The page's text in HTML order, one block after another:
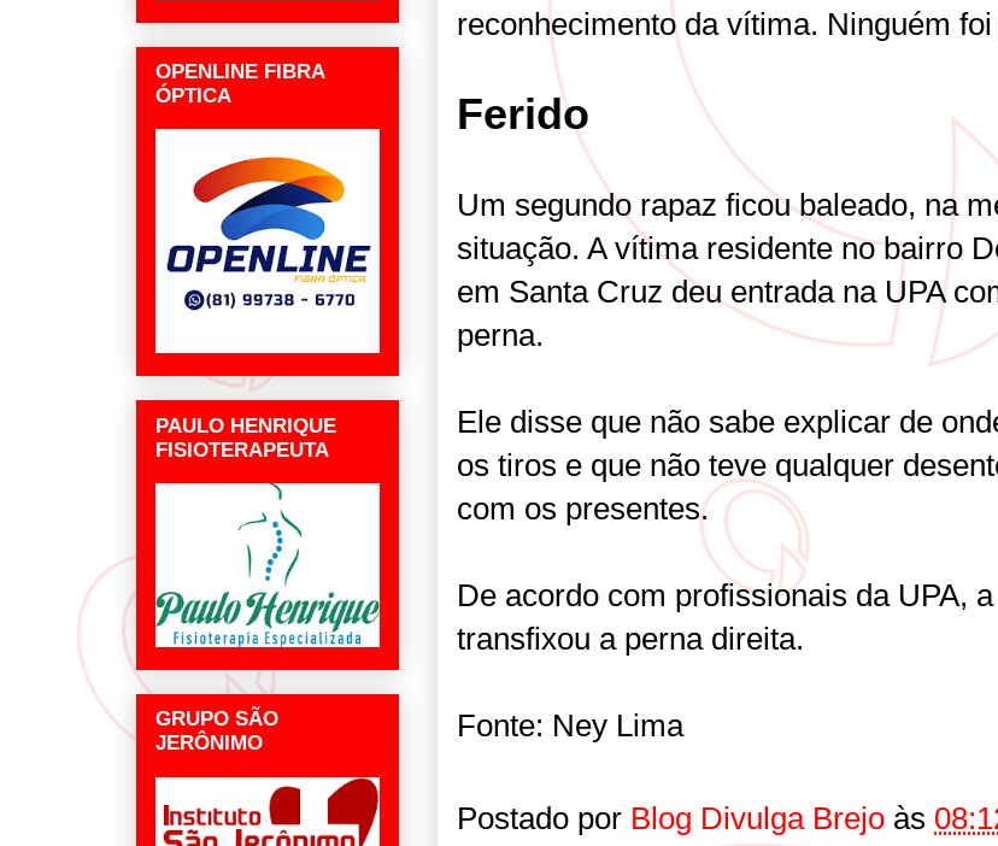
reconhecimento da vítima. Ninguém foi
Ferido
Um segundo rapaz ficou baleado, na
situação. A vítima residente no bairro
em Santa Cruz deu entrada na UPA
perna.
Ele disse que não sabe explicar de
os tiros e que não teve qualquer
com os presentes.
De acordo com profissionais da UPA,
transfixou a perna direita.
Fonte: Ney Lima
Postado por Blog Divulga Brejo às
OPENLINE FIBRA
ÓPTICA
PAULO HENRIQUE
FISIOTERAPEUTA
GRUPO SÃO
JERÔNIMO